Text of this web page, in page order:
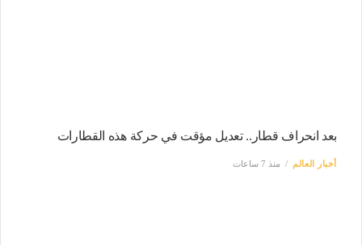
بعد انحراف قطار.. تعديل مؤقت في حركة هذه القطارات
أخبار العالم منذ 7 ساعات